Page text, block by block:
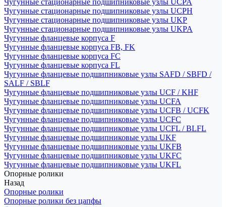
Чугунные стационарные подшипниковые узлы UCPA
Чугунные стационарные подшипниковые узлы UCPH
Чугунные стационарные подшипниковые узлы UKP
Чугунные стационарные подшипниковые узлы UKPA
Чугунные фланцевые корпуса F
Чугунные фланцевые корпуса FB, FK
Чугунные фланцевые корпуса FC
Чугунные фланцевые корпуса FL
Чугунные фланцевые подшипниковые узлы SAFD / SBFD /
SALF / SBLF
Чугунные фланцевые подшипниковые узлы UCF / KHF
Чугунные фланцевые подшипниковые узлы UCFA
Чугунные фланцевые подшипниковые узлы UCFB / UCFK
Чугунные фланцевые подшипниковые узлы UCFC
Чугунные фланцевые подшипниковые узлы UCFL / BLFL
Чугунные фланцевые подшипниковые узлы UKF
Чугунные фланцевые подшипниковые узлы UKFB
Чугунные фланцевые подшипниковые узлы UKFC
Чугунные фланцевые подшипниковые узлы UKFL
Опорные ролики
Назад
Опорные ролики
Опорные ролики без цапфы